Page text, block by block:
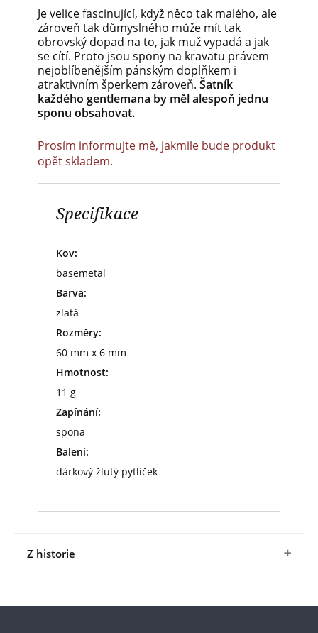
Je velice fascinující, když něco tak malého, ale
zároveň tak důmyslného může mít tak
obrovský dopad na to, jak muž vypadá a jak
se cítí. Proto jsou spony na kravatu právem
nejoblíbenějším pánským doplňkem i
atraktivním šperkem zároveň. Šatník
každého gentlemana by měl alespoň jednu
sponu obsahovat.
Prosím informujte mě, jakmile bude produkt
opět skladem.
Specifikace
Kov:
basemetal
Barva:
zlatá
Rozměry:
60 mm x 6 mm
Hmotnost:
11 g
Zapínání:
spona
Balení:
dárkový žlutý pytlíček
Z historie
gentlemani vynalezli ozdobné špendlíky do